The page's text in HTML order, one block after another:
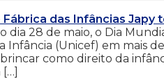
das Infâncias
dia 28 de maio, o Dia
Infância (Unicef) em mais
como direito da
[…]